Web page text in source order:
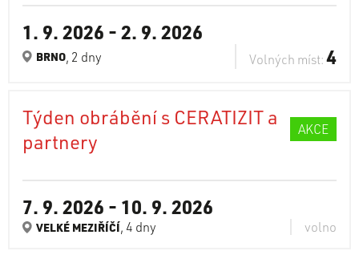
1. 9. 2026 -2. 9. 2026
BRNO, 2 dny Volných míst:4
Týden obrábění s CERATIZIT a
partnery
AKCE
7. 9. 2026 - 10. 9. 2026
VELKÉ MEZIŘÍČÍ, 4 dny volno